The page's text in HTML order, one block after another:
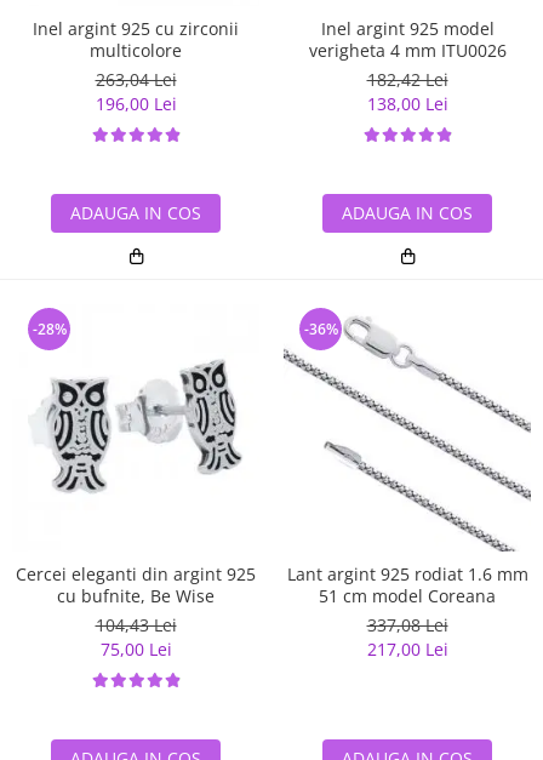
Inel argint 925 cu zirconii
multicolore
263,04 Lei
196,00 Lei
ADAUGA IN COS
Inel argint 925 model
verigheta 4 mm ITU0026
182,42 Lei
138,00 Lei
ADAUGA IN COS
Cercei eleganti din argint 925
cu bufnite, Be Wise
104,43 Lei
75,00 Lei
-28%
Lant argint 925 rodiat 1.6 mm
51 cm model Coreana
337,08 Lei
217,00 Lei
-36%